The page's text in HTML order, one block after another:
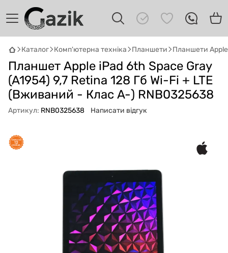
Каталог Комп'ютерна техніка Планшети Планшети Apple
Планшет Apple iPad 6th Space Gray
(A1954) 9,7 Retina 128 Гб Wi-Fi + LTE
(Вживаний - Клас A-) RNB0325638
Артикул: RNB0325638 Написати відгук
GAZIKAI
Онлайн · пошук техніки
Привіт! 👋 Я Gazik AI — допоможу
підібрати вживану комп'ютерну техніку.